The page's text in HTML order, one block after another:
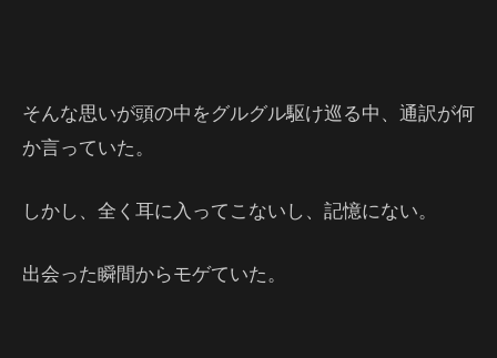
そんな思いが頭の中をグルグル駆け巡る中、通訳が何
か言っていた。
しかし、全く耳に入ってこないし、記憶にない。
出会った瞬間からモゲていた。